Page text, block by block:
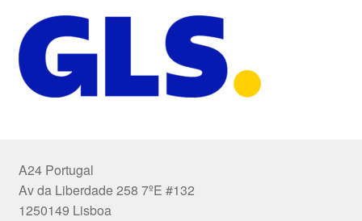
A24 Portugal
Av da Liberdade 258 7ºE #132
1250149 Lisboa